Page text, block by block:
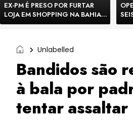
EX-PM É PRESO POR FURTAR
LOJA EM SHOPPING NA BAHIA E
ESCAPA CORRENDO DE
Unlabelled
Bandidos são
à bala por
tentar